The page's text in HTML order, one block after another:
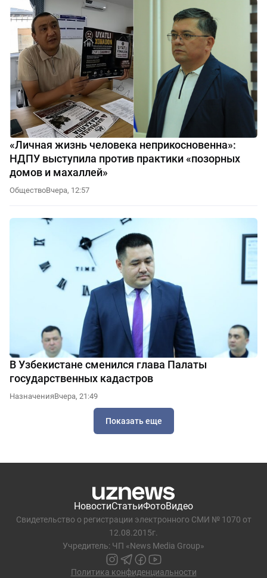
«Личная жизнь человека неприкосновенна»:
НДПУ выступила против практики «позорных
домов и махаллей»
ОбществоВчера, 12:57
В Узбекистане сменился глава Палаты
государственных кадастров
НазначенияВчера, 21:49
Показать еще
НовостиСтатьиФотоВидео
Свидетельство о регистрации электронного СМИ № 1070 от
12.08.2015г.
Учредитель: ЧП «News Media Group»
Политика конфиденциальности